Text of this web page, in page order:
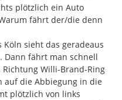
plötzlich ein Auto
fährt der/die denn
sieht das geradeaus
Dann fährt man schnell
Willi-Brand-Ring
auf die Abbiegung in die
plötzlich von links